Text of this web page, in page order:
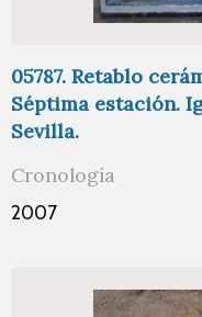
05787. Retablo
Séptima estación.
Sevilla.
Cronología
2007